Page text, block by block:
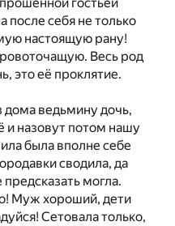
гостьей
после себя не только
настоящую рану!
Весь род
это её проклятие.
дома ведьмину дочь,
и назовут потом нашу
была вполне себе
сводила, да
могла.
Муж хороший, дети
Сетовала только,